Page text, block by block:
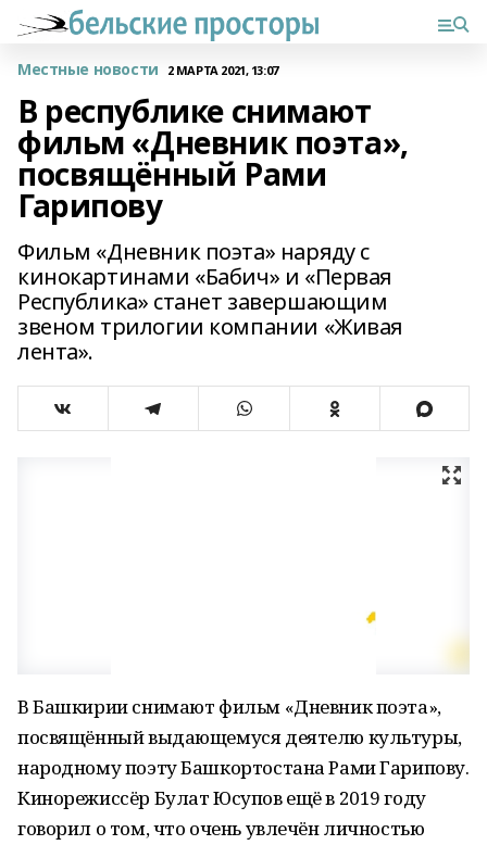
Местные новости 2 МАРТА 2021, 13:07
В республике снимают
фильм «Дневник поэта»,
посвящённый Рами
Гарипову
Фильм «Дневник поэта» наряду с
кинокартинами «Бабич» и «Первая
Республика» станет завершающим
звеном трилогии компании «Живая
лента».
В Башкирии снимают фильм «Дневник поэта»,
посвящённый выдающемуся деятелю культуры,
народному поэту Башкортостана Рами Гарипову.
Кинорежиссёр Булат Юсупов ещё в 2019 году
говорил о том, что очень увлечён личностью